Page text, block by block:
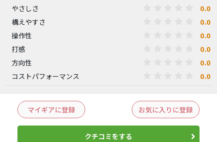
やさしさ
0.0
構えやすさ 0.0
操作性 0.0
打感 0.0
方向性 0.0
コストパフォーマンス 0.0
マイギアに登録 お気に入りに登録
クチコミをする